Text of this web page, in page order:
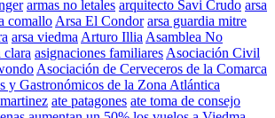
armas no letales arquitecto Savi Crudo arsa
comallo Arsa El Condor arsa guardia mitre
arsa viedma Arturo Illia Asamblea No
clara asignaciones familiares Asociación Civil
Asociación de Cerveceros de la Comarca
y Gastronómicos de la Zona Atlántica
ate patagones ate toma de consejo